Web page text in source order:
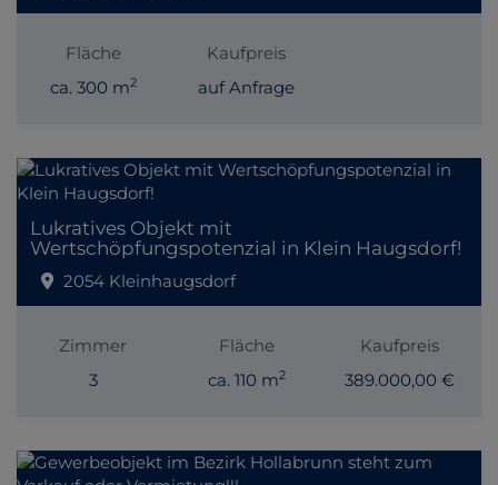
Fläche
ca. 300 m2
Kaufpreis
auf Anfrage
Lukratives Objekt mit
Wertschöpfungspotenzial in Klein Haugsdorf!
2054 Kleinhaugsdorf
Zimmer
3
Fläche
ca. 110 m2
Kaufpreis
389.000,00 €